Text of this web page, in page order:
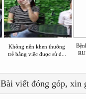
Không nên khen thưởng
trẻ bằng việc được sử d...
Bài viết đóng góp, xin